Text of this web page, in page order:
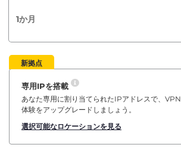
1か月
新拠点
専用IPを搭載
あなた専用に割り当てられたIPアドレスで、VPN
体験をアップグレードしましょう。
選択可能なロケーションを見る